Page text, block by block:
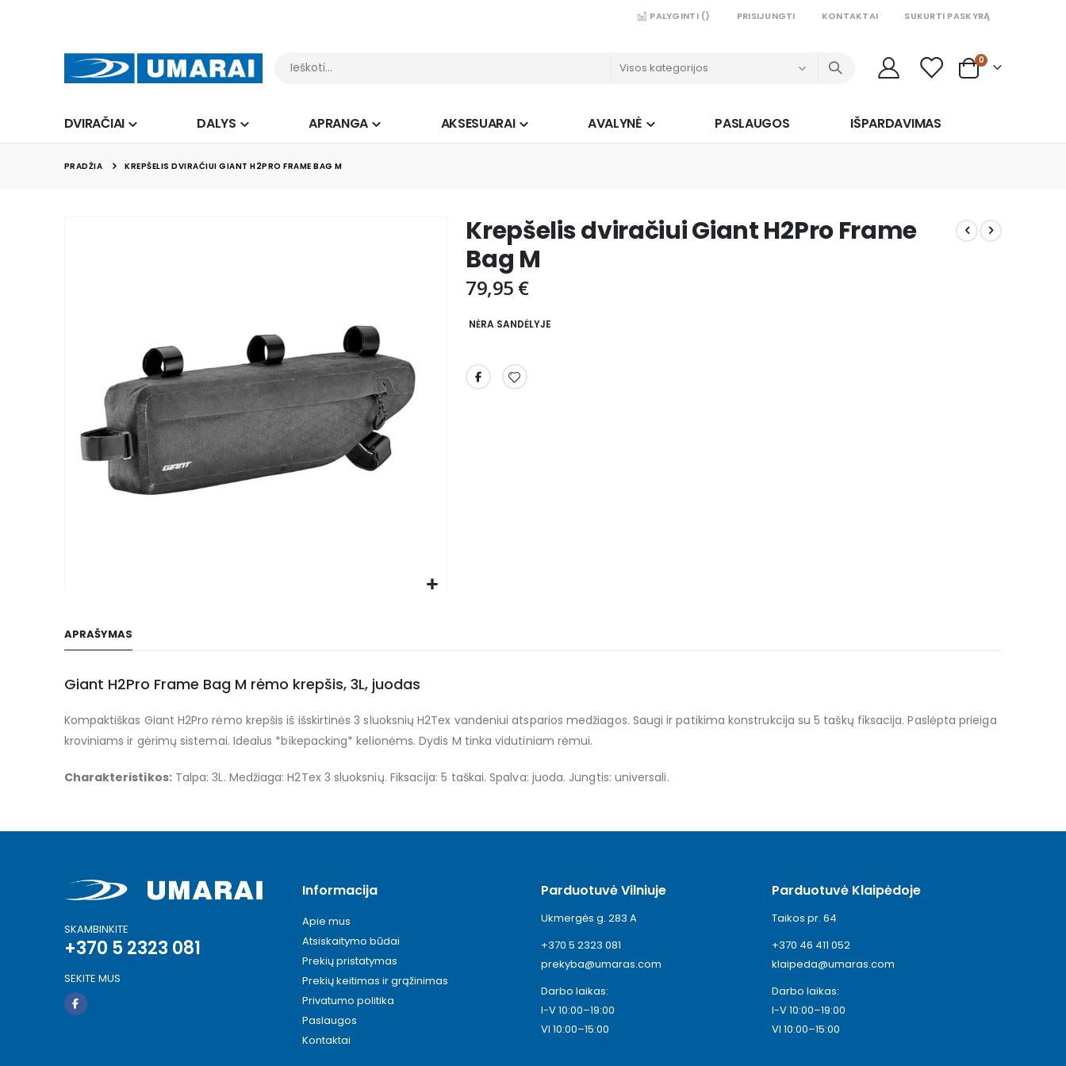
PALYGINTI () PRISIJUNGTI KONTAKTAI SUKURTI PASKYRĄ
Cart
0prekės
DVIRAČIAI DALYS APRANGA AKSESUARAI AVALYNĖ PASLAUGOS IŠPARDAVIMAS
PRADŽIA KREPŠELIS DVIRAČIUI GIANT H2PRO FRAME BAG M
the
of
images
gallery
Krepšelis dviračiui Giant H2Pro Frame
Bag M
79,95 €
NĖRA SANDĖLYJE
APRAŠYMAS
Giant H2Pro Frame Bag M rėmo krepšis, 3L, juodas
Kompaktiškas Giant H2Pro rėmo krepšis iš išskirtinės 3 sluoksnių H2Tex vandeniui atsparios medžiagos. Saugi ir patikima konstrukcija su 5 taškų fiksacija. Paslėpta prieiga
kroviniams ir gėrimų sistemai. Idealus *bikepacking* kelionėms. Dydis M tinka vidutiniam rėmui.
Charakteristikos:Talpa: 3L. Medžiaga: H2Tex 3 sluoksnių. Fiksacija: 5 taškai. Spalva: juoda. Jungtis: universali.
SKAMBINKITE
+370 5 2323 081
SEKITE MUS
Informacija
Apie mus
Atsiskaitymo būdai
Prekių pristatymas
Prekių keitimas ir grąžinimas
Privatumo politika
Paslaugos
Kontaktai
Parduotuvė Vilniuje
Ukmergės g. 283 A
+370 5 2323 081
prekyba@umaras.com
Darbo laikas:
I-V 10:00–19:00
VI 10:00–15:00
Parduotuvė Klaipėdoje
Taikos pr. 64
+370 46 411 052
klaipeda@umaras.com
Darbo laikas:
I-V 10:00–19:00
VI 10:00–15:00